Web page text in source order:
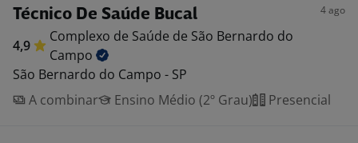
Técnico De Saúde Bucal 4 ago
4,9
Complexo de Saúde de São Bernardo do
Campo
São Bernardo do Campo - SP
A combinar
Ensino Médio (2º Grau) Presencial